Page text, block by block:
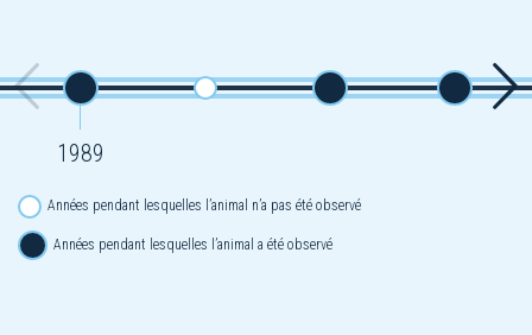
1989
Années pendant lesquelles l’animal n’a pas été observé
Années pendant lesquelles l’animal a été observé